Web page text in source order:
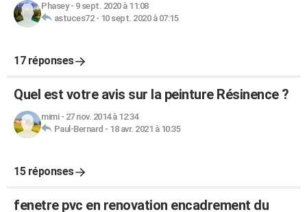
Phasey- 9 sept. 2020 à 11:08
astuces72- 10 sept. 2020 à 07:15
17 réponses
Quel est votre avis sur la peinture Résinence ?
mimi- 27 nov. 2014 à 12:34
Paul-Bernard - 18 avr. 2021 à 10:35
15 réponses
fenetre pvc en renovation encadrement du